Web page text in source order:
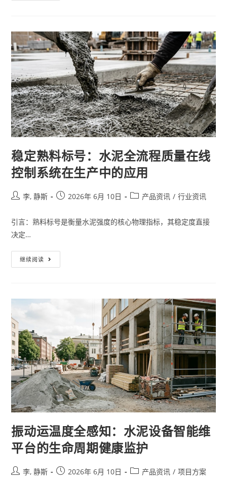
稳定熟料标号：水泥全流程质量在线
控制系统在生产中的应用
李, 静斯 2026年 6月 10日 产品资讯 / 行业资讯
引言：熟料标号是衡量水泥强度的核心物理指标，其稳定度直接
决定…
继续阅读
振动运温度全感知：水泥设备智能维
平台的生命周期健康监护
李, 静斯 2026年 6月 10日 产品资讯 / 项目方案